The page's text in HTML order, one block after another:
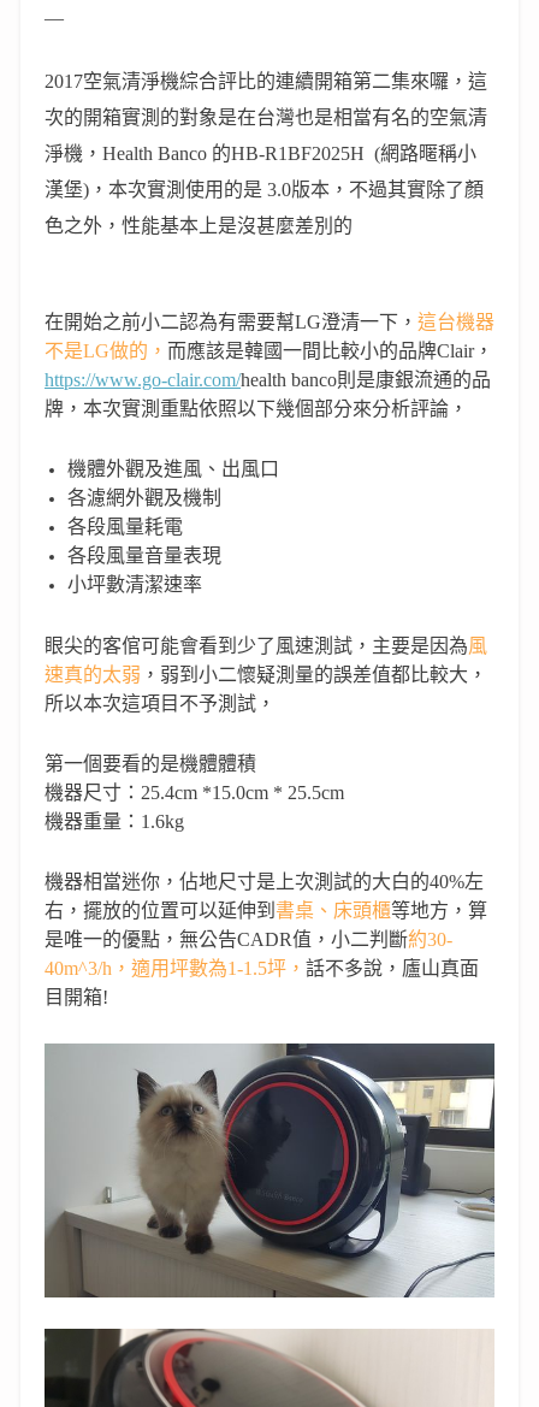
—
2017空氣清淨機綜合評比的連續開箱第二集來囉， 這
次的開箱實測的對象是在台灣也是相當有名的空氣清
淨機， Health Banco 的HB-R1BF2025H (網路暱稱小
漢堡)， 本次實測使用的是 3.0版本， 不過其實除了顏
色之外，性能基本上是沒甚麼差別的
在開始之前小二認為有需要幫LG澄清一下， 這台機器
不是LG做的， 而應該是韓國一間比較小的品牌Clair，
https://www.go-clair.com/health banco則是康銀流通的品
牌， 本次實測重點依照以下幾個部分來分析評論，
機體外觀及進風、出風口
各濾網外觀及機制
各段風量耗電
各段風量音量表現
小坪數清潔速率
眼尖的客倌可能會看到少了風速測試， 主要是因為風
速真的太弱 ，弱到小二懷疑測量的誤差值都比較大，
所以本次這項目不予測試，
第一個要看的是機體體積
機器尺寸： 25.4cm *15.0cm * 25.5cm
機器重量： 1.6kg
機器相當迷你，佔地尺寸是上次測試的大白的40%左
右， 擺放的位置可以延伸到 書桌、床頭櫃等地方，算
是唯一的優點， 無公告CADR值， 小二判斷約30-
40m^3/h，適用坪數為1-1.5坪， 話不多說，廬山真面
目開箱!